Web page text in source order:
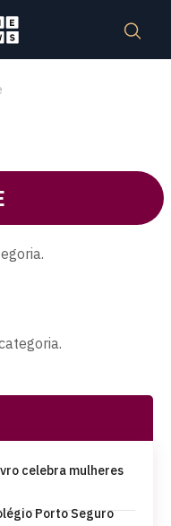
celebra mulheres
Porto Seguro